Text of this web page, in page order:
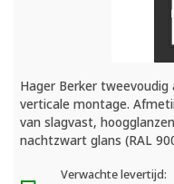
Hager Berker
verticale montage.
van slagvast,
nachtzwart glans (RAL
Verwachte levertijd: